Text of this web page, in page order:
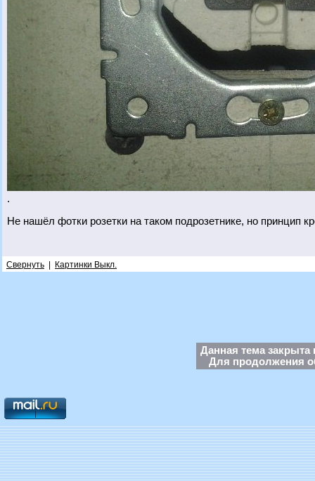
.
Не нашёл фотки розетки на таком подрозетнике, но принцип
Свернуть Картинки Выкл.
Данная тема закрыта
Для продолжения